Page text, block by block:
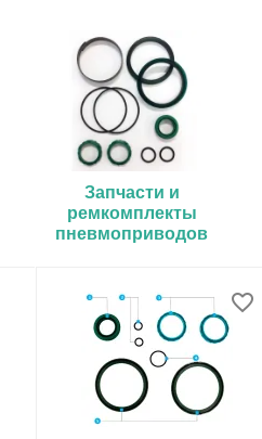
Запчасти и
ремкомплекты
пневмоприводов